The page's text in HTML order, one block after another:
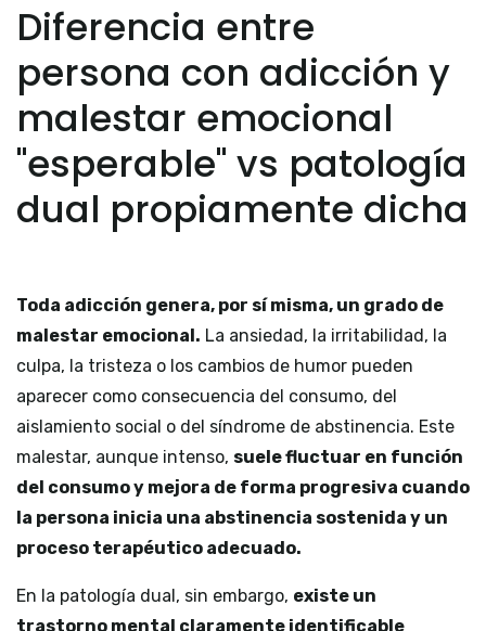
Diferencia entre
persona con adicción y
malestar emocional
"esperable" vs patología
dual propiamente dicha
Toda adicción genera, por sí misma, un grado de
malestar emocional. La ansiedad, la irritabilidad, la
culpa, la tristeza o los cambios de humor pueden
aparecer como consecuencia del consumo, del
aislamiento social o del síndrome de abstinencia. Este
malestar, aunque intenso, suele fluctuar en función
del consumo y mejora de forma progresiva cuando
la persona inicia una abstinencia sostenida y un
proceso terapéutico adecuado.
En la patología dual, sin embargo, existe un
trastorno mental claramente identificable